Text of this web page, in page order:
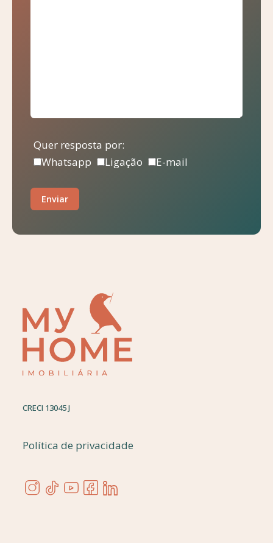
Quer resposta por:
Whatsapp
Ligação E-mail
Enviar
CRECI 13045 J
Política de privacidade